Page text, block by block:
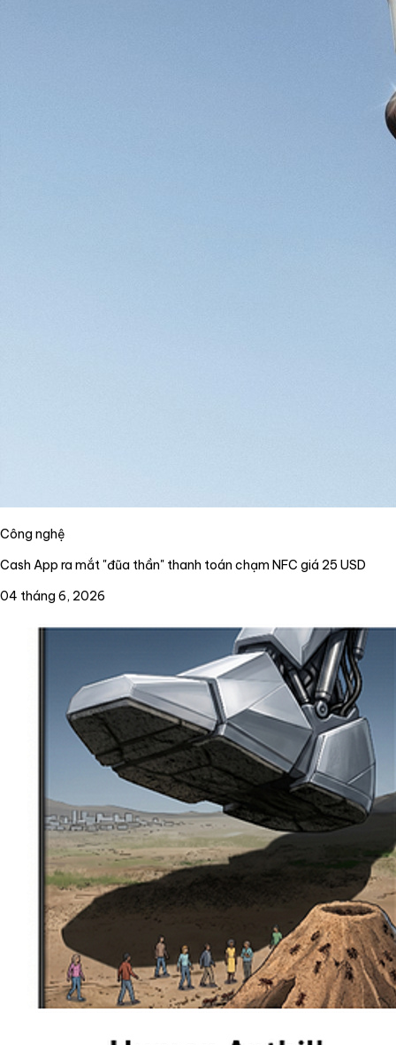
Công nghệ
Cash App ra mắt "đũa thần" thanh toán chạm NFC giá 25 USD
04 tháng 6, 2026